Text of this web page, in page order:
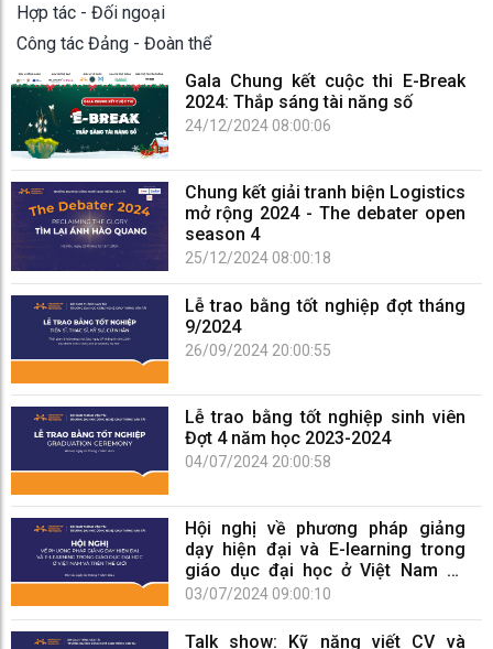
Hợp tác - Đối ngoại
Công tác Đảng - Đoàn thể
Gala Chung kết cuộc thi E-Break
2024: Thắp sáng tài năng số
24/12/2024 08:00:06
Chung kết giải tranh biện Logistics
mở rộng 2024 - The debater open
season 4
25/12/2024 08:00:18
Lễ trao bằng tốt nghiệp đợt tháng
9/2024
26/09/2024 20:00:55
Lễ trao bằng tốt nghiệp sinh viên
Đợt 4 năm học 2023-2024
04/07/2024 20:00:58
Hội nghị về phương pháp giảng
dạy hiện đại và E-learning trong
giáo dục đại học ở Việt Nam và
trên thế giới
03/07/2024 09:00:10
Talk show: Kỹ năng viết CV và